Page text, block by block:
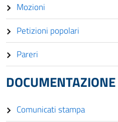
Mozioni
Petizioni popolari
Pareri
DOCUMENTAZIONE
Comunicati stampa